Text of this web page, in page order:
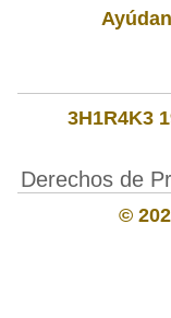
3H1R4K3
Derechos de
©